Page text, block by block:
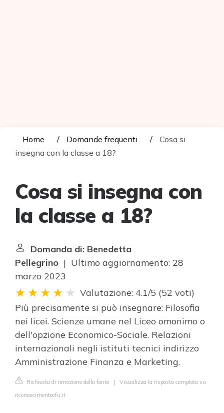
Home Domande frequenti
Cosa si
insegna con la classe a 18?
Cosa si insegna con
la classe a 18?
Domanda di: Benedetta
Pellegrino | Ultimo aggiornamento: 28
marzo 2023
Valutazione: 4.1/5 (52 voti)
Più precisamente si può insegnare: Filosofia
nei licei. Scienze umane nel Liceo omonimo o
dell'opzione Economico-Sociale. Relazioni
internazionali negli istituti tecnici indirizzo
Amministrazione Finanza e Marketing.
Richiesta di rimozione della fonte | Visualizza la risposta completa su
riconoscimentocfu.it